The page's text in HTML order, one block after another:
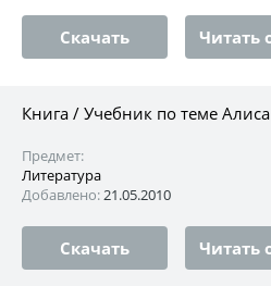
Скачать Читать
Книга / Учебник по теме
Предмет:
Литература
Добавлено:21.05.2010
Скачать Читать